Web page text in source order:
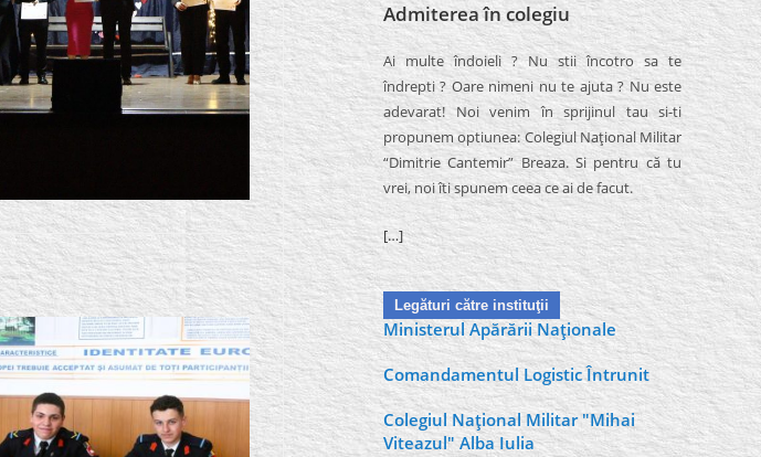
Admiterea în colegiu
Ai multe îndoieli ? Nu stii încotro sa te
îndrepti ? Oare nimeni nu te ajuta ? Nu este
adevarat! Noi venim în sprijinul tau si-ti
propunem optiunea: Colegiul Naţional Militar
“Dimitrie Cantemir” Breaza. Si pentru că tu
vrei, noi îti spunem ceea ce ai de facut.
[…]
Legături către instituţii
Ministerul Apărării Naţionale
Comandamentul Logistic Întrunit
Colegiul Naţional Militar "Mihai
Viteazul" Alba Iulia